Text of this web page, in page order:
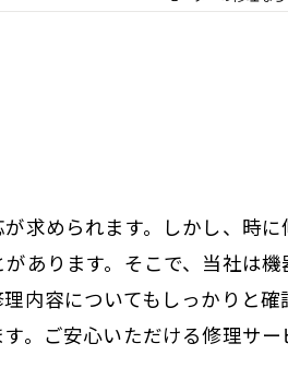
求められます。しかし、時
あります。そこで、当社は
内容についてもしっかりと
。ご安心いただける修理サー